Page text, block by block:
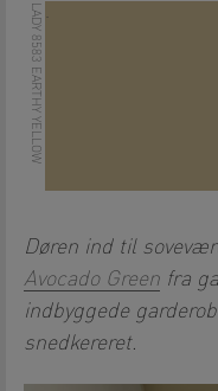
LADY 8583 EARTHY YELLOW .
Døren ind til
Avocado Green fra
indbyggede
snedkereret.